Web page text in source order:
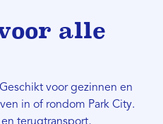
alle
Geschikt voor gezinnen en
in of rondom Park City.